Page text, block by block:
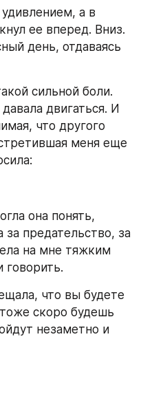
а в
ее вперед. Вниз.
день, отдаваясь
сильной боли.
двигаться. И
что другого
меня еще
она понять,
за предательство, за
на мне тяжким
говорить.
что вы будете
скоро будешь
незаметно и